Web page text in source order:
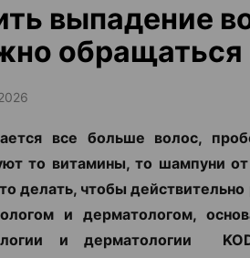
выпадение
обращаться
все больше волос,
то витамины, то шампуни
делать, чтобы
и дерматологом,
и дерматологии